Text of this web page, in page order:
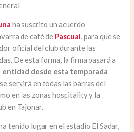
ha suscrito un acuerdo
de café de Pascual , para que se
oficial del club durante las
De esta forma, la firma pasará a
entidad desde esta temporada
servirá en todas las barras del
en las zonas hospitality y la
en Tajonar.
tenido lugar en el estadio El Sadar,